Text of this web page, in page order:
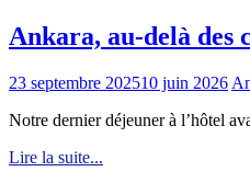
Ankara, au-delà des
23 septembre 202510 juin 2026
Notre dernier déjeuner à l’hôtel
Lire la suite...